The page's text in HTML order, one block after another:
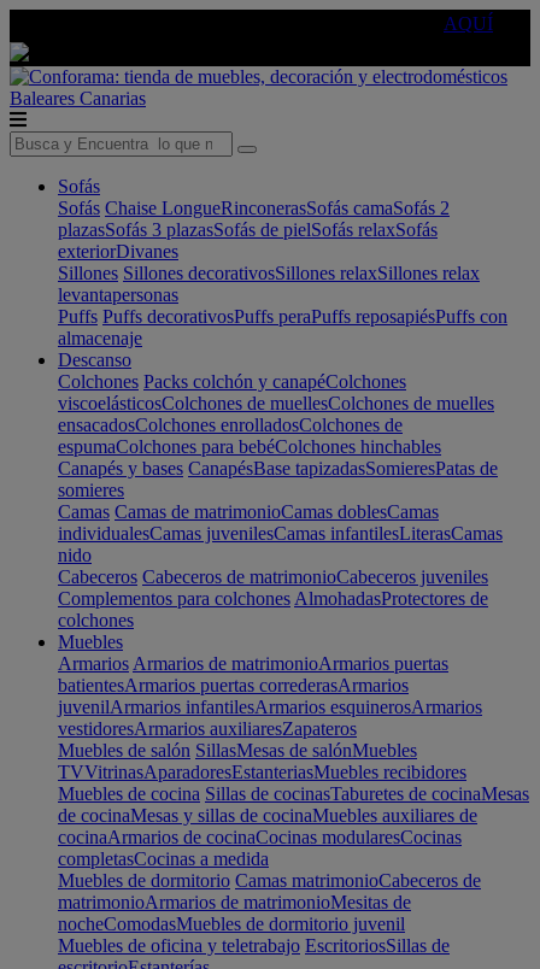
AQUÍ
Baleares Canarias
Sofás
Sofás Chaise LongueRinconerasSofás camaSofás 2
plazasSofás 3 plazasSofás de pielSofás relaxSofás
exteriorDivanes
Sillones Sillones decorativosSillones relaxSillones relax
levantapersonas
Puffs Puffs decorativosPuffs peraPuffs reposapiésPuffs con
almacenaje
Descanso
Colchones Packs colchón y canapéColchones
viscoelásticosColchones de muellesColchones de muelles
ensacadosColchones enrolladosColchones de
espumaColchones para bebéColchones hinchables
Canapés y bases CanapésBase tapizadasSomieresPatas de
somieres
Camas Camas de matrimonioCamas doblesCamas
individualesCamas juvenilesCamas infantilesLiterasCamas
nido
Cabeceros Cabeceros de matrimonioCabeceros juveniles
Complementos para colchones AlmohadasProtectores de
colchones
Muebles
Armarios Armarios de matrimonioArmarios puertas
batientesArmarios puertas correderasArmarios
juvenilArmarios infantilesArmarios esquinerosArmarios
vestidoresArmarios auxiliaresZapateros
Muebles de salón SillasMesas de salónMuebles
TVVitrinasAparadoresEstanteriasMuebles recibidores
Muebles de cocina Sillas de cocinasTaburetes de cocinaMesas
de cocinaMesas y sillas de cocinaMuebles auxiliares de
cocinaArmarios de cocinaCocinas modularesCocinas
completasCocinas a medida
Muebles de dormitorio Camas matrimonioCabeceros de
matrimonioArmarios de matrimonioMesitas de
nocheComodasMuebles de dormitorio juvenil
Muebles de oficina y teletrabajo EscritoriosSillas de